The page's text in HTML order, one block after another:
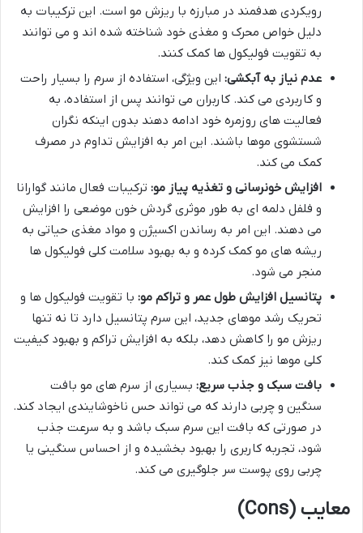
رویکردی هدفمند در مبارزه با ریزش مو است. این ترکیبات به
دلیل خواص محرک و مغذی خود شناخته شده اند و می توانند
به تقویت فولیکول ها کمک کنند.
عدم نیاز به آبکشی: این ویژگی، استفاده از سرم را بسیار راحت
و کاربردی می کند. کاربران می توانند پس از استفاده، به
فعالیت های روزمره خود ادامه دهند بدون اینکه نگران
شستشوی موها باشند. این امر به افزایش تداوم در مصرف
کمک می کند.
افزایش خونرسانی و تغذیه پیاز مو: ترکیبات فعال مانند گوارانا
و فلفل دلمه ای به طور موثری گردش خون موضعی را افزایش
می دهند. این امر به رساندن اکسیژن و مواد مغذی حیاتی به
ریشه های مو کمک کرده و به بهبود سلامت کلی فولیکول ها
منجر می شود.
پتانسیل افزایش طول عمر و تراکم مو: با تقویت فولیکول ها و
تحریک رشد موهای جدید، این سرم پتانسیل دارد تا نه تنها
ریزش مو را کاهش دهد، بلکه به افزایش تراکم و بهبود کیفیت
کلی موها نیز کمک کند.
بافت سبک و جذب سریع: بسیاری از سرم های مو بافت
سنگین و چربی دارند که می تواند حس ناخوشایندی ایجاد کند.
در صورتی که بافت این سرم سبک باشد و به سرعت جذب
شود، تجربه کاربری را بهبود بخشیده و از احساس سنگینی یا
چربی روی پوست سر جلوگیری می کند.
معایب (Cons)